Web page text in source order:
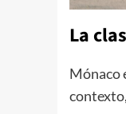
La
Mónaco